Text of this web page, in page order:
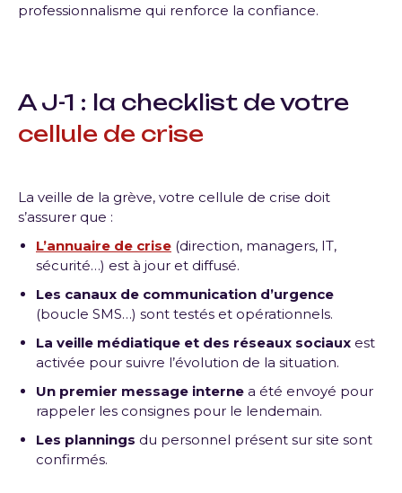
professionnalisme qui renforce la confiance.
A J-1 : la checklist de votre
cellule de crise
La veille de la grève, votre cellule de crise doit
s’assurer que :
L’annuaire de crise (direction, managers, IT,
sécurité…) est à jour et diffusé.
Les canaux de communication d’urgence
(boucle SMS…) sont testés et opérationnels.
La veille médiatique et des réseaux sociaux est
activée pour suivre l’évolution de la situation.
Un premier message interne a été envoyé pour
rappeler les consignes pour le lendemain.
Les plannings du personnel présent sur site sont
confirmés.